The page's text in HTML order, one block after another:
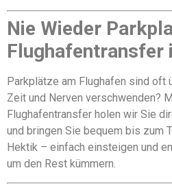
Nie Wieder
Flughafentransfer
Parkplätze am Flughafen sind oft
Zeit und Nerven verschwenden?
Flughafentransfer holen wir Sie
und bringen Sie bequem bis zum
Hektik – einfach einsteigen und
um den Rest kümmern.